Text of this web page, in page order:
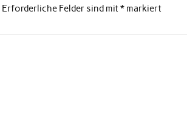
Erforderliche Felder sind mit* markiert